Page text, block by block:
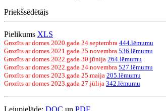
Priekšsēdētājs
Pielikums XLS
Grozīts ar domes 2020.gada 24.septembra 444.lēmumu
Grozīts ar domes 2021.gada 25.novembra 536.lēmumu
Grozīts ar domes 2022.gada 30.jūnija 264.lēmumu
Grozīts ar domes 2022.gada 24.novembra 527.lēmumu
Grozīts ar domes 2023.gada 25.maija 205.lēmumu
Grozīts ar domes 2023.gada 27.jūlija 342.lēmumu